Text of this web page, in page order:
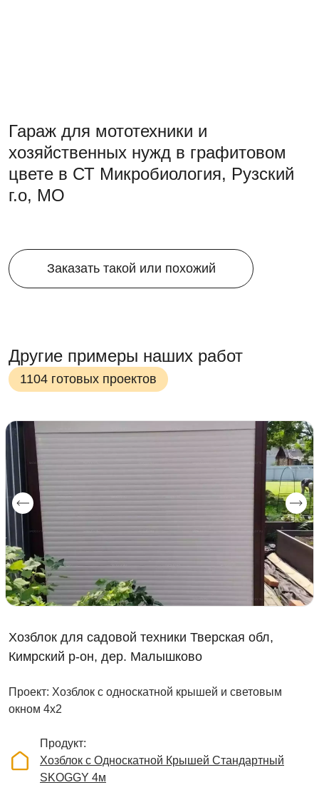
Гараж для мототехники и
хозяйственных нужд в графитовом
цвете в СТ Микробиология, Рузский
г.о, МО
Заказать такой или похожий
Другие примеры наших работ
1104 готовых проектов
Хозблок для садовой техники Тверская обл,
Кимрский р-он, дер. Малышково
Проект: Хозблок с односкатной крышей и световым
окном 4х2
Продукт
Хозблок с Односкатной Крышей Стандартный
SKOGGY 4м